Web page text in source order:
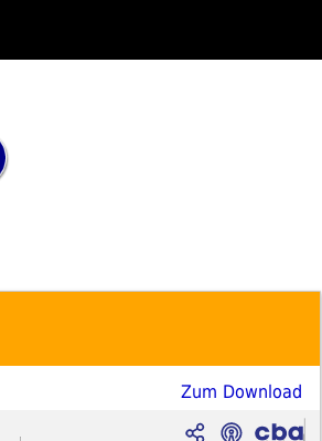
Zum Download